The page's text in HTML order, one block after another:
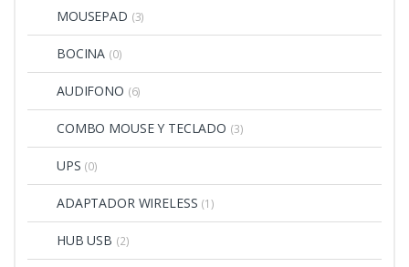
MOUSEPAD (3)
BOCINA (0)
AUDIFONO (6)
COMBO MOUSE Y TECLADO (3)
UPS (0)
ADAPTADOR WIRELESS (1)
HUB USB (2)